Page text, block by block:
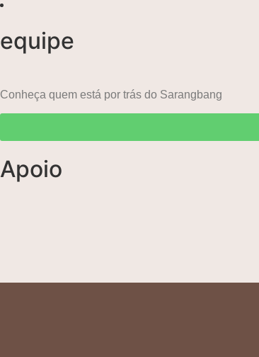
equipe
Conheça quem está por trás do Sarangbang
Apoio